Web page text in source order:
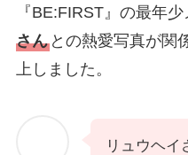
『BE:FIRST』の最年
さんとの熱愛写真が関
上しました。
リュウヘイ